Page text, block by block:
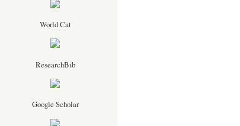
World Cat
ResearchBib
Google Scholar